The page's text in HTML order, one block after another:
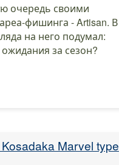
очередь своими
фишинга - Artisan. В
на него подумал:
за сезон?
Marvel type